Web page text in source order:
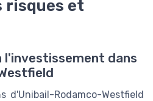
risques et
l'investissement dans
d'Unibail-Rodamco-Westfield